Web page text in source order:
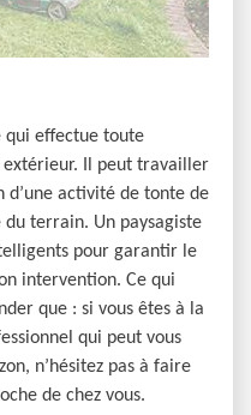
qui effectue toute
extérieur. Il peut travailler
activité de tonte de
terrain. Un paysagiste
pour garantir le
intervention. Ce qui
que : si vous êtes à la
qui peut vous
n’hésitez pas à faire
de chez vous.